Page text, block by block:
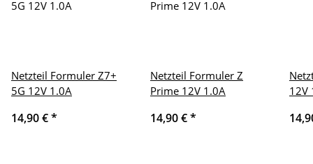
Netzteil Formuler Z7+
5G 12V 1.0A
14,90 €*
Netzteil Formuler Z
Prime 12V 1.0A
14,90 €*
12V